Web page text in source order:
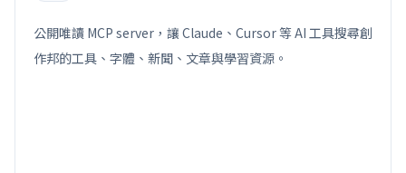
公開唯讀 MCP server，讓 Claude、Cursor 等 AI 工具搜尋創
作邦的工具、字體、新聞、文章與學習資源。